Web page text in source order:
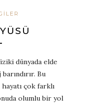
dünyada elde
Bu
çok farklı
olumlu bir yol